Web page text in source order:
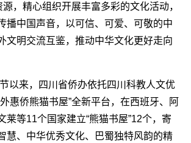
源，精心组织开展丰富多彩的文化活动，
播中国声音，以可信、可爱、可敬的中
文明交流互鉴，推动中华文化更好走向
来，四川省侨办依托四川科教人文优
惠侨熊猫书屋”全新平台，在西班牙、阿
莱等11个国家建立“熊猫书屋”12个，寄
慧、中华优秀文化、巴蜀独特风韵的精